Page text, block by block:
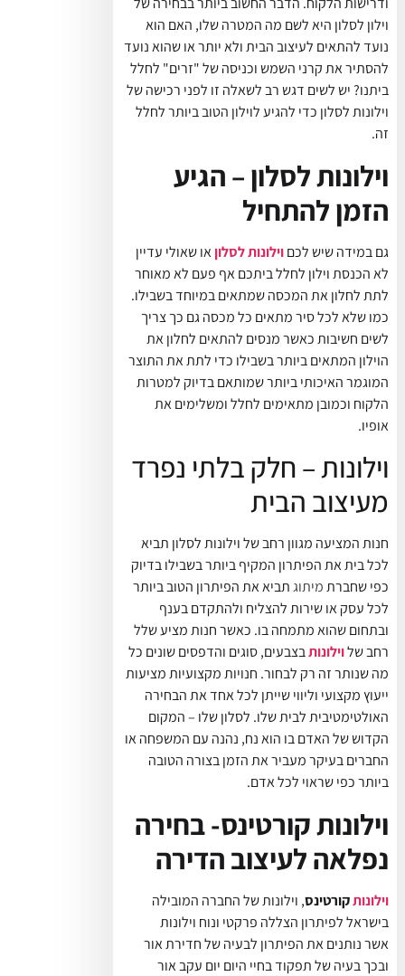
וילון לסלון היא לשם מה המטרה שלו, האם הוא
נועד להתאים לעיצוב הבית ולא יותר או שהוא נועד
להסתיר את קרני השמש וכניסה של "זרים" לחלל
ביתנו? יש לשים דגש רב לשאלה זו לפני רכישה של
וילונות לסלון כדי להגיע לוילון הטוב ביותר לחלל
זה.
וילונות לסלון – הגיע
הזמן להתחיל
גם במידה שיש לכםוילונות לסלוןאו שאולי עדיין
לא הכנסת וילון לחלל ביתכם אף פעם לא מאוחר
לתת לחלון את המכסה שמתאים במיוחד בשבילו.
כמו שלא לכל סיר מתאים כל מכסה גם כך צריך
לשים חשיבות כאשר מנסים להתאים לחלון את
הוילון המתאים ביותר בשבילו כדי לתת את התוצר
המוגמר האיכותי ביותר שמותאם בדיוק למטרות
הלקוח וכמובן מתאימים לחלל ומשלימים את
אופיו.
וילונות – חלק בלתי נפרד
מעיצוב הבית
חנות המציעה מגוון רחב של וילונות לסלון תביא
לכל בית את הפיתרון המקיף ביותר בשבילו בדיוק
כפי שחברתמיתוגתביא את הפיתרון הטוב ביותר
לכל עסק או שירות להצליח ולהתקדם בענף
ובתחום שהוא מתמחה בו. כאשר חנות מציע שלל
רחב שלוילונותבצבעים, סוגים והדפסים שונים כל
מה שנותר זה רק לבחור. חנויות מקצועיות מציעות
ייעוץ מקצועי וליווי שייתן לכל אחד את הבחירה
האולטימטיבית לבית שלו. לסלון שלו – המקום
הקדוש של האדם בו הוא נח, נהנה עם המשפחה או
החברים בעיקר מעביר את הזמן בצורה הטובה
ביותר כפי שראוי לכל אדם.
וילונות קורטינס- בחירה
נפלאה לעיצוב הדירה
וילונותקורטינס, וילונות של החברה המובילה
בישראל לפיתרון הצללה פרקטי ונוח וילונות
אשר נותנים את הפיתרון לבעיה של חדירת אור
ובכך בעיה של תפקוד בחיי היום יום עקב אור